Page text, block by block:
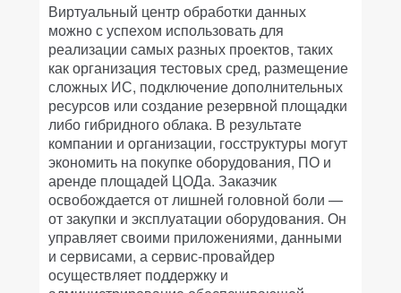
Виртуальный центр обработки данных
можно с успехом использовать для
реализации самых разных проектов, таких
как организация тестовых сред, размещение
сложных ИС, подключение дополнительных
ресурсов или создание резервной площадки
либо гибридного облака. В результате
компании и организации, госструктуры могут
экономить на покупке оборудования, ПО и
аренде площадей ЦОДа. Заказчик
освобождается от лишней головной боли —
от закупки и эксплуатации оборудования. Он
управляет своими приложениями, данными
и сервисами, а сервис-провайдер
осуществляет поддержку и